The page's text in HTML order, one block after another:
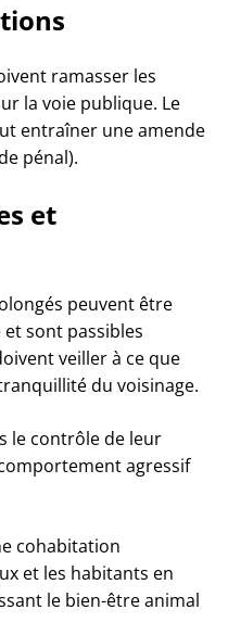
ramasser les
la voie publique. Le
entraîner une amende
pénal).
et
peuvent être
sont passibles
veiller à ce que
du voisinage.
le contrôle de leur
agressif
cohabitation
et les habitants en
le bien-être animal